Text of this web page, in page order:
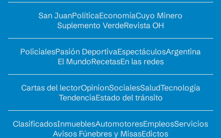
San JuanPolíticaEconomíaCuyo Minero
Suplemento VerdeRevista OH
PolicialesPasión DeportivaEspectáculosArgentina
El MundoRecetasEn las redes
Cartas del lectorOpinionSocialesSaludTecnología
TendenciaEstado del tránsito
ClasificadosInmueblesAutomotoresEmpleosServicios
Avisos Fúnebres y MisasEdictos